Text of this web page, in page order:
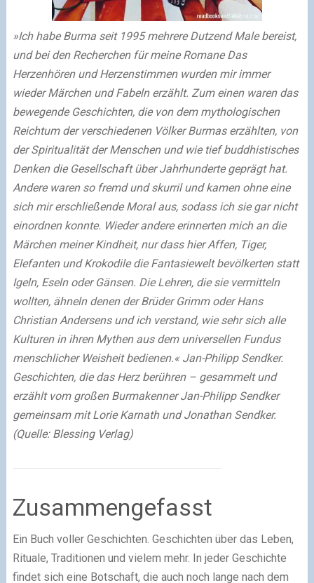
»Ich habe Burma seit 1995 mehrere Dutzend Male bereist,
und bei den Recherchen für meine Romane Das
Herzenhören und Herzenstimmen wurden mir immer
wieder Märchen und Fabeln erzählt. Zum einen waren das
bewegende Geschichten, die von dem mythologischen
Reichtum der verschiedenen Völker Burmas erzählten, von
der Spiritualität der Menschen und wie tief buddhistisches
Denken die Gesellschaft über Jahrhunderte geprägt hat.
Andere waren so fremd und skurril und kamen ohne eine
sich mir erschließende Moral aus, sodass ich sie gar nicht
einordnen konnte. Wieder andere erinnerten mich an die
Märchen meiner Kindheit, nur dass hier Affen, Tiger,
Elefanten und Krokodile die Fantasiewelt bevölkerten statt
Igeln, Eseln oder Gänsen. Die Lehren, die sie vermitteln
wollten, ähneln denen der Brüder Grimm oder Hans
Christian Andersens und ich verstand, wie sehr sich alle
Kulturen in ihren Mythen aus dem universellen Fundus
menschlicher Weisheit bedienen.« Jan-Philipp Sendker.
Geschichten, die das Herz berühren – gesammelt und
erzählt vom großen Burmakenner Jan-Philipp Sendker
gemeinsam mit Lorie Karnath und Jonathan Sendker.
(Quelle: Blessing Verlag)
Zusammengefasst
Ein Buch voller Geschichten. Geschichten über das Leben,
Rituale, Traditionen und vielem mehr. In jeder Geschichte
findet sich eine Botschaft, die auch noch lange nach dem